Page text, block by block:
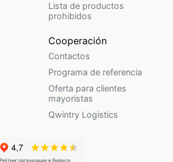
Lista de productos
prohibidos
Cooperación
Contactos
Programa de referencia
Oferta para clientes
mayoristas
Qwintry Logistics